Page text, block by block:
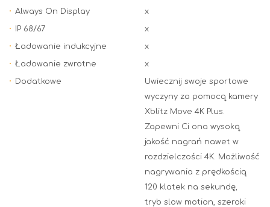
Always On Display x
IP 68/67 x
Ładowanie indukcyjne x
Ładowanie zwrotne x
Dodatkowe
Uwiecznij swoje sportowe
wyczyny za pomocą kamery
Xblitz Move 4K Plus.
Zapewni Ci ona wysoką
jakość nagrań nawet w
rozdzielczości 4K. Możliwość
nagrywania z prędkością
120 klatek na sekundę,
tryb slow motion, szeroki